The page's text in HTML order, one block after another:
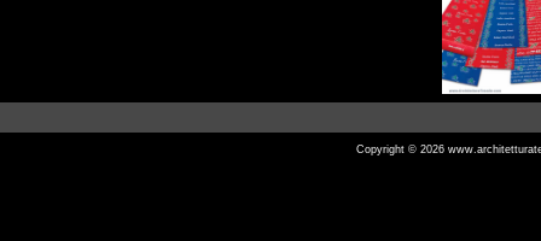
Copyright © 2026